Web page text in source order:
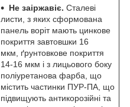
Не заіржавіє. Сталеві
листи, з яких сформована
панель воріт мають цинкове
покриття завтовшки 16
мкм, ґрунтовкове покриття
14-16 мкм і з лицьового боку
поліуретанова фарба, що
містить частинки ПУР-ПА, що
підвищують антикорозійні та